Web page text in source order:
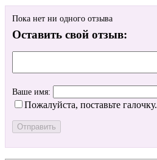
Пока нет ни одного отзыва
Оставить свой отзыв:
Ваше имя:
Пожалуйста, поставьте галочку.